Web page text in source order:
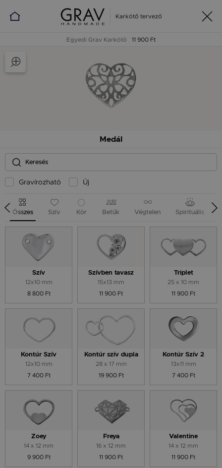
Karkötő tervező
Egyedi Grav Karkötő 11 900 Ft
Medál
Gravírozható Új
Összes Szív Kör Betűk Végtelen Spirituális
Szív
12x10 mm
8 800 Ft
Szívben tavasz
15x13 mm
11 900 Ft
Triplet
25 x 10 mm
11 900 Ft
Kontúr Szív
12x10 mm
7 400 Ft
Kontúr szív dupla
28 x 17 mm
19 900 Ft
Kontúr Szív 2
13x11 mm
7 400 Ft
Zoey
14 x 12 mm
9 900 Ft
Freya
16 x 12 mm
11 900 Ft
Valentine
14 x 12 mm
11 900 Ft